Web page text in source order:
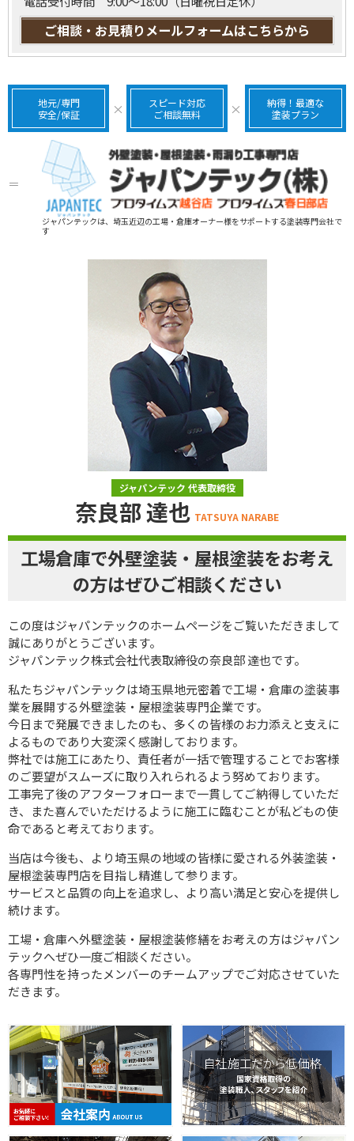
ご相談・お見積りメールフォームはこちらから
地元/専門
安全/保証
×
スピード対応
ご相談無料
×
納得！最適な
塗装プラン
＝
ジャパンテックは、埼玉近辺の工場・倉庫オーナー様をサポートする塗装専門会社で
す
ジャパンテック 代表取締役
奈良部 達也 TATSUYA NARABE
工場倉庫で外壁塗装・屋根塗装をお考え
の方はぜひご相談ください
この度はジャパンテックのホームページをご覧いただきまして
誠にありがとうございます。
ジャパンテック株式会社代表取締役の奈良部 達也です。
私たちジャパンテックは埼玉県地元密着で工場・倉庫の塗装事
業を展開する外壁塗装・屋根塗装専門企業です。
今日まで発展できましたのも、多くの皆様のお力添えと支えに
よるものであり大変深く感謝しております。
弊社では施工にあたり、責任者が一括で管理することでお客様
のご要望がスムーズに取り入れられるよう努めております。
工事完了後のアフターフォローまで一貫してご納得していただ
き、また喜んでいただけるように施工に臨むことが私どもの使
命であると考えております。
当店は今後も、より埼玉県の地域の皆様に愛される外装塗装・
屋根塗装専門店を目指し精進して参ります。
サービスと品質の向上を追求し、より高い満足と安心を提供し
続けます。
工場・倉庫へ外壁塗装・屋根塗装修繕をお考えの方はジャパン
テックへぜひ一度ご相談ください。
各専門性を持ったメンバーのチームアップでご対応させていた
だきます。